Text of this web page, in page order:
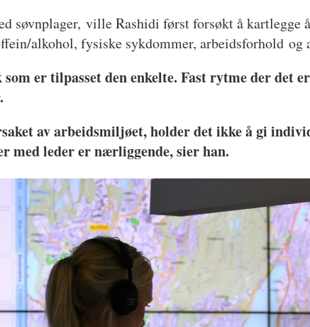
søvnplager, ville Rashidi først forsøkt å kartlegge
alkohol, fysiske sykdommer, arbeidsforhold og
er tilpasset den enkelte. Fast rytme der det
av arbeidsmiljøet, holder det ikke å gi
med leder er nærliggende, sier han.